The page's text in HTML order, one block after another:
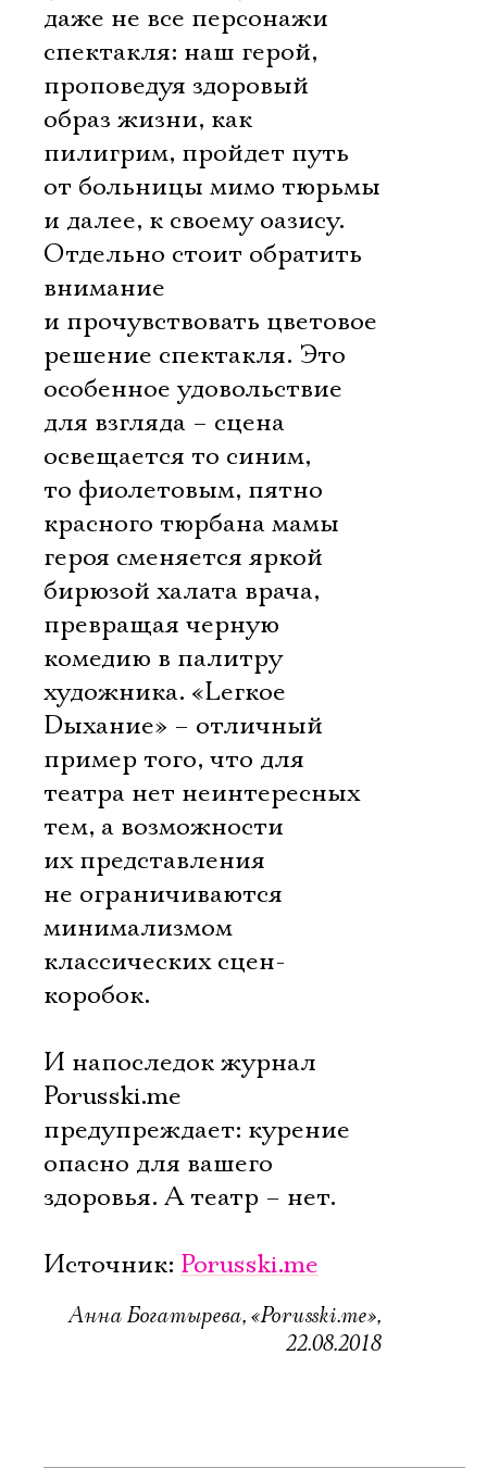
даже не все персонажи
спектакля: наш герой,
проповедуя здоровый
образ жизни, как
пилигрим, пройдет путь
от больницы мимо тюрьмы
и далее, к своему оазису.
Отдельно стоит обратить
внимание
и прочувствовать цветовое
решение спектакля. Это
особенное удовольствие
для взгляда – сцена
освещается то синим,
то фиолетовым, пятно
красного тюрбана мамы
героя сменяется яркой
бирюзой халата врача,
превращая черную
комедию в палитру
художника. «Lегкое
Dыхание» – отличный
пример того, что для
театра нет неинтересных
тем, а возможности
их представления
не ограничиваются
минимализмом
классических сцен-
коробок.
И напоследок журнал
Porusski.me
предупреждает: курение
опасно для вашего
здоровья. А театр – нет.
Источник: Porusski.me
Анна Богатырева, «Porusski.me»,
22.08.2018